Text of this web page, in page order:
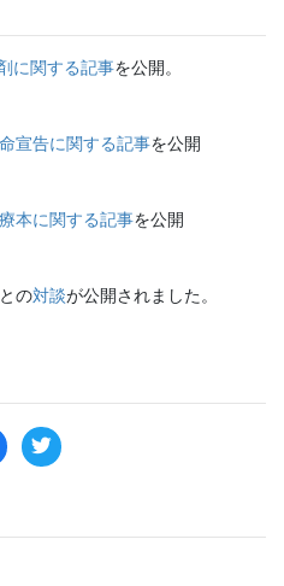
に関する記事を公開。
宣告に関する記事を公開
本に関する記事を公開
の対談が公開されました。
twitter